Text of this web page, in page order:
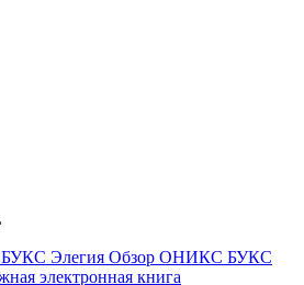
Обзор ОНИКС БУКС
электронная книга